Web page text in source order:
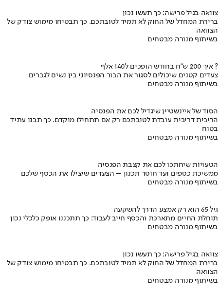
צוואה בגיל פרישה: כך תעשו נכון
ברירת המחדל של החוק לא תמיד לטובתכם. כך תבטיחו מימוש צודק של
הצוואה
בשיתוף מנורה מבטחים
איך 200 ש"ח בחודש הופכים ל140 אלף ?
צעדים קטנים שיכולים לסגור את הבור הפנסיוני בין נשים לגברים
בשיתוף מנורה מבטחים
הסוד של איינשטיין שיגדיל לכם את הפנסיה
הריבית דריבית עובדת לטובתכם רק אם תתחילו מוקדם. כך תבנו עתיד
בטוח
בשיתוף מנורה מבטחים
הטעויות שיחתכו לכם את קצבת הפנסיה
ממשיכת כספים ועד חוסר תכנון – הצעדים שיצילו את הכסף שלכם
בשיתוף מנורה מבטחים
גיל 65 הוא רק אמצע הדרך להשקעה
תוחלת החיים מתארכת והכסף חייב לעבוד: כך תתכננו אופק כלכלי נכון
בשיתוף מנורה מבטחים
צוואה בגיל פרישה: כך תעשו נכון
ברירת המחדל של החוק לא תמיד לטובתכם. כך תבטיחו מימוש צודק של
הצוואה
בשיתוף מנורה מבטחים